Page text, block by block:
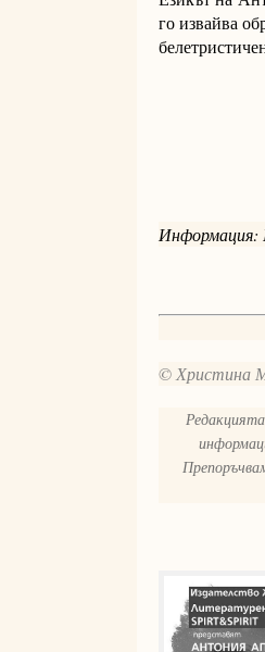
го извайва
Информация:
© Христина